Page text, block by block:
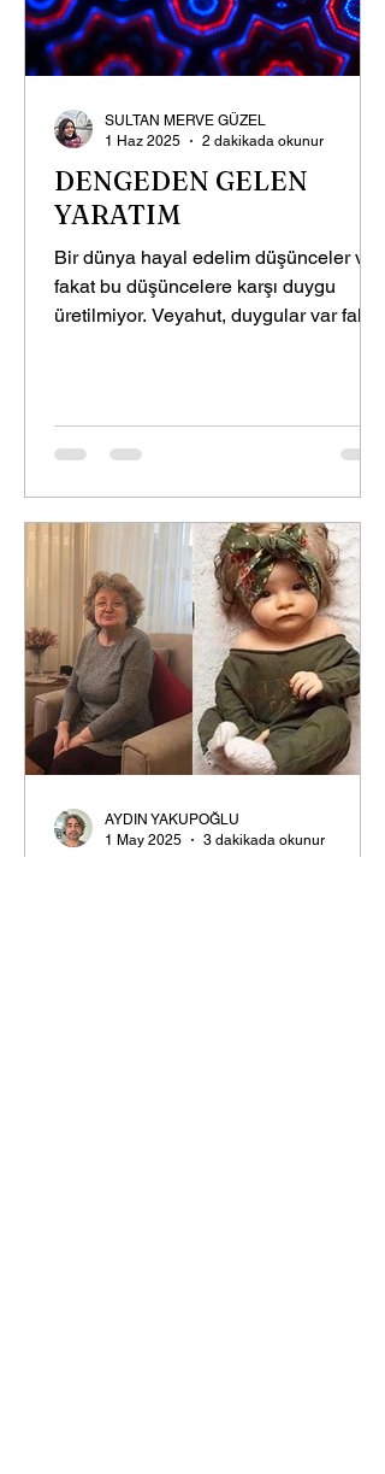
DENGEDEN GELEN
YARATIM
Bir dünya hayal edelim düşünceler var
fakat bu düşüncelere karşı duygu
üretilmiyor. Veyahut, duygular var fakat
SULTAN MERVE GÜZEL
1 Haz 2025
2 dakikada okunur
AYDIN YAKUPOĞLU
1 May 2025
3 dakikada okunur